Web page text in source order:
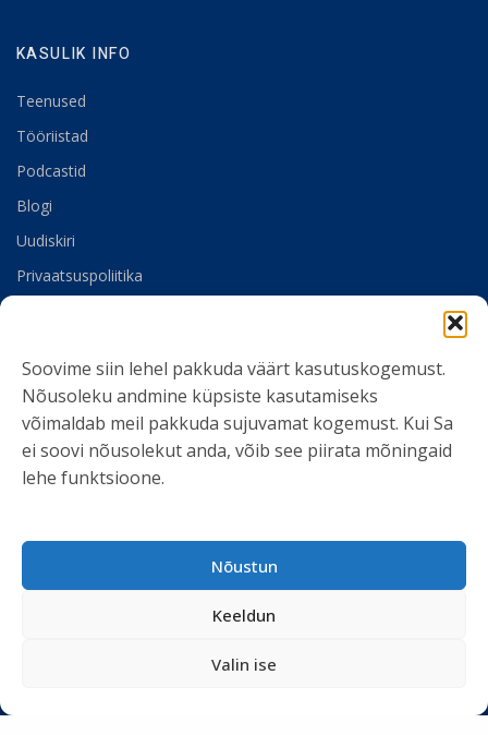
Soovime siin lehel pakkuda väärt kasutuskogemust.
Nõusoleku andmine küpsiste kasutamiseks
võimaldab meil pakkuda sujuvamat kogemust. Kui Sa
ei soovi nõusolekut anda, võib see piirata mõningaid
lehe funktsioone.
Nõustun
Keeldun
Valin ise
KASULIK INFO
Teenused
Tööriistad
Podcastid
Blogi
Uudiskiri
Privaatsuspoliitika
SOTSIAALMEEDIA
Ole kursis meie tegemistega. Peame kinni